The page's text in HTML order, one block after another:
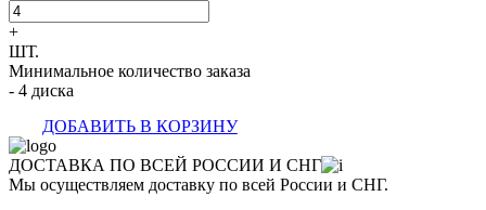
+
ШТ.
Минимальное количество заказа
- 4 диска
ДОБАВИТЬ В КОРЗИНУ
ДОСТАВКА ПО ВСЕЙ РОССИИ И СНГ
Мы осуществляем доставку по всей России и СНГ.